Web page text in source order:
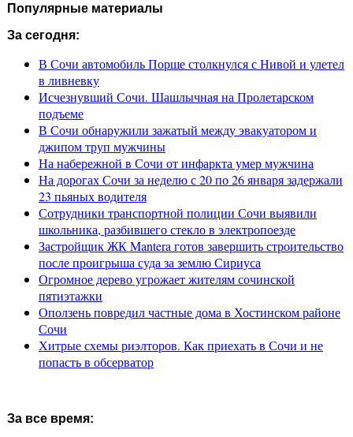
Популярные материалы
За сегодня:
В Сочи автомобиль Порше столкнулся с Нивой и улетел
в ливневку
Исчезнувший Сочи. Шашлычная на Пролетарском
подъеме
В Сочи обнаружили зажатый между эвакуатором и
джипом труп мужчины
На набережной в Сочи от инфаркта умер мужчина
На дорогах Сочи за неделю с 20 по 26 января задержали
23 пьяных водителя
Сотрудники транспортной полиции Сочи выявили
школьника, разбившего стекло в электропоезде
Застройщик ЖК Mantera готов завершить строительство
после проигрыша суда за землю Сириуса
Огромное дерево угрожает жителям сочинской
пятиэтажки
Оползень повредил частные дома в Хостинском районе
Сочи
Хитрые схемы риэлторов. Как приехать в Сочи и не
попасть в обсерватор
За все время: